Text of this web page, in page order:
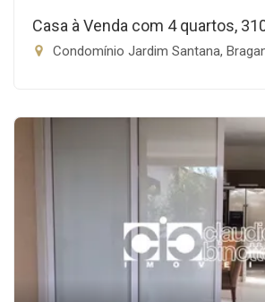
Casa à Venda com 4 quartos,
Condomínio Jardim Santana,